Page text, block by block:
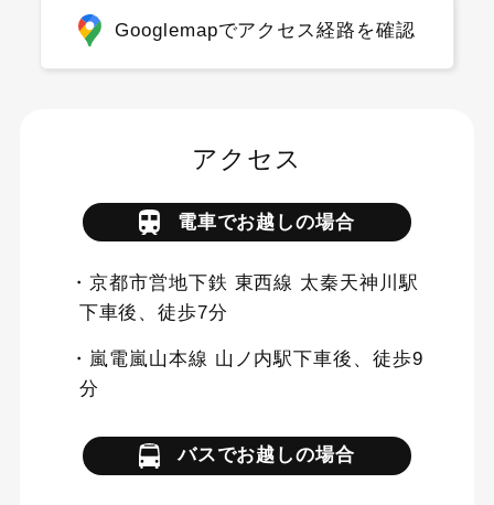
Googlemapでアクセス経路を確認
アクセス
電車でお越しの場合
・京都市営地下鉄 東西線 太秦天神川駅
下車後、徒歩7分
・嵐電嵐山本線 山ノ内駅下車後、徒歩9
分
バスでお越しの場合